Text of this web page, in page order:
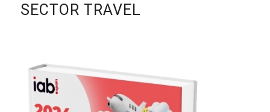
SECTOR TRAVEL